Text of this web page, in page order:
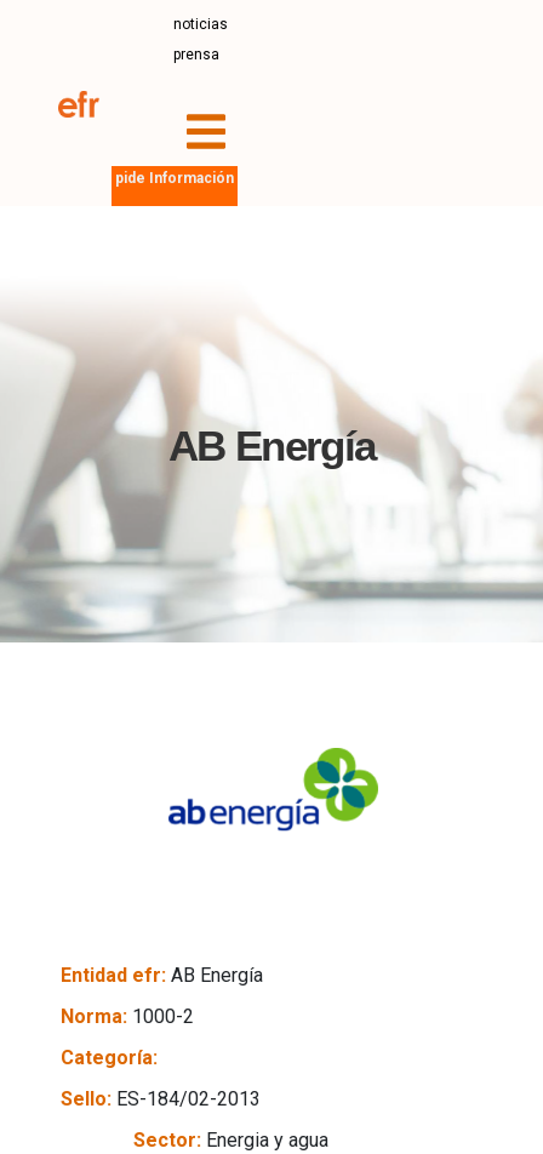
noticias
prensa
pide Información
AB Energía
Entidad efr: AB Energía
Norma: 1000-2
Categoría:
Sello: ES-184/02-2013
Sector: Energia y agua